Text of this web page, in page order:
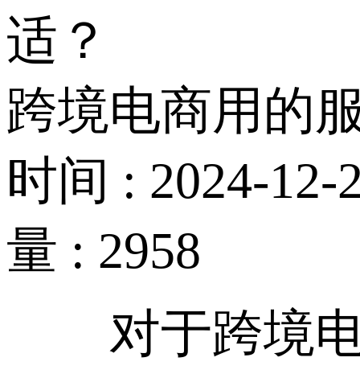
适？
跨境电商用的
时间 : 2024-12-
量 : 2958
对于跨境电